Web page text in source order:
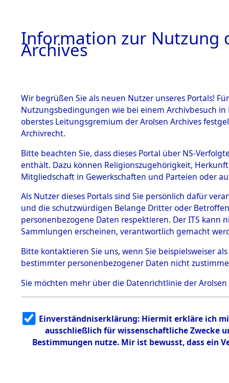
BESTÄNDE
1.
mente
5. Verschiedenes
5.3
Todesmärsche
5.3.1 Alliierte
Erhebungen
zu
Todesmärsch
en
5.3.2
g
5.3.3
Todesmärsch
von
Toter aus
Ort ihrer
0002
Information zur Nutzung
Archives
Wir begrüßen Sie als neuen Nutzer unseres Portals!
Nutzungsbedingungen wie bei einem Archivbesuch
oberstes Leitungsgremium der Arolsen Archives
Archivrecht.
Bitte beachten Sie, dass dieses Portal über NS-
enthält. Dazu können Religionszugehörigkeit,
Mitgliedschaft in Gewerkschaften und Parteien oder
Als Nutzer dieses Portals sind Sie persönlich dafür
und die schutzwürdigen Belange Dritter oder
personenbezogene Daten respektieren. Der ITS
Sammlungen erscheinen, verantwortlich gemacht
Bitte kontaktieren Sie uns, wenn Sie beispielsweiser
bestimmter personenbezogener Daten nicht
Sie möchten mehr über die Datenrichtlinie der Arolsen
Einverständniserklärung: Hiermit erkläre ich
ausschließlich für wissenschaftliche Zwecke
Bestimmungen nutze. Mir ist bewusst, dass ein